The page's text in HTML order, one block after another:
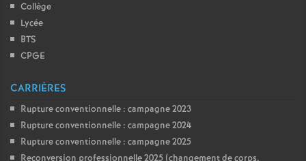
Collège
Lycée
BTS
CPGE
CARRIÈRES
Rupture conventionnelle : campagne 2023
Rupture conventionnelle : campagne 2024
Rupture conventionnelle : campagne 2025